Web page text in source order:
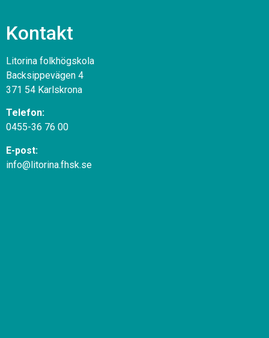
Kontakt
Litorina folkhögskola
Backsippevägen 4
371 54 Karlskrona
Telefon:
0455-36 76 00
E-post:
info@litorina.fhsk.se